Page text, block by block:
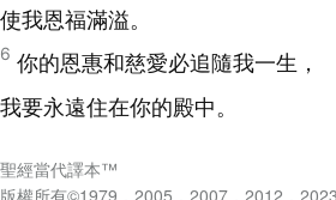
使我恩福滿溢。
6 你的恩惠和慈愛必追隨我一生，
我要永遠住在你的殿中。
聖經當代譯本™